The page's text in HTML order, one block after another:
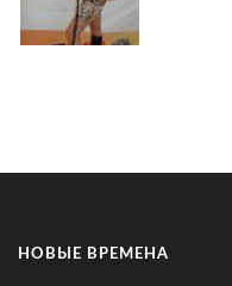
НОВЫЕ ВРЕМЕНА